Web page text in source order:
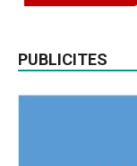
PUBLICITES